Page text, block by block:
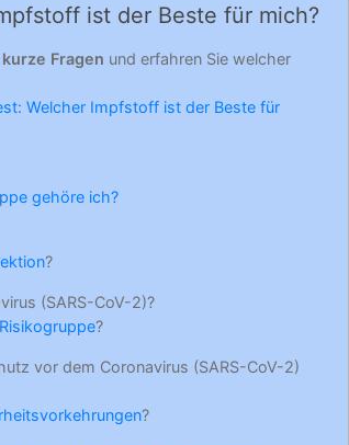
ist der Beste für mich?
Fragen und erfahren Sie welcher
Welcher Impfstoff ist der Beste für
gehöre ich?
?
(SARS-CoV-2)?
?
vor dem Coronavirus (SARS-CoV-2)
?